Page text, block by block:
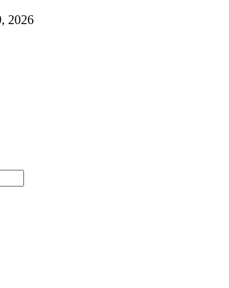
2026
– Água Branca e todo Médio Parnaíba